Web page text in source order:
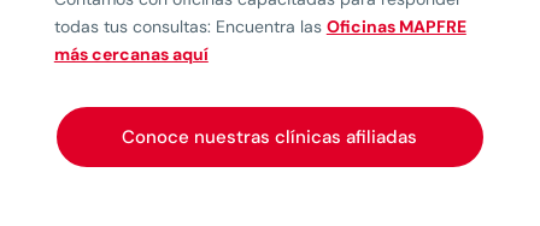
todas tus consultas: Encuentra las Oficinas MAPFRE
más cercanas aquí
Conoce nuestras clínicas afiliadas